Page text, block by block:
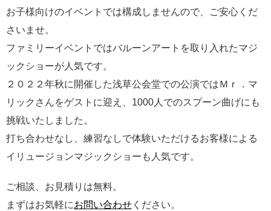
お子様向けのイベントでは構成しませんので、ご安心くだ
さいませ。
ファミリーイベントではバルーンアートを取り入れたマジ
ックショーが人気です。
２０２２年秋に開催した浅草公会堂での公演ではＭｒ．マ
リックさんをゲストに迎え、1000人でのスプーン曲げにも
挑戦いたしました。
打ち合わせなし、練習なしで体験いただけるお客様による
イリュージョンマジックショーも人気です。
ご相談、お見積りは無料。
まずはお気軽にお問い合わせ ください。